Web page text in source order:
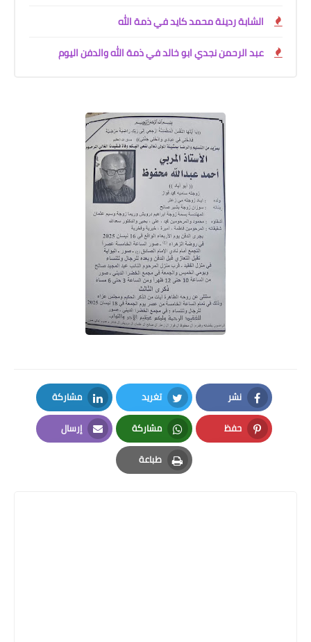
الشابة ردينة محمد كايد في ذمة الله
عبد الرحمن نجدي ابو خالد في ذمة الله والدفن اليوم
نشر
Facebook
تغريد
Twitter
مشاركة
LinkedIn
حفظ
Pinterest
مشاركة
Whatsapp
إرسال
Email
طباعة
Print